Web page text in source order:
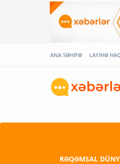
ANA SƏHİFƏ LAYİHƏ
RƏQƏMSAL